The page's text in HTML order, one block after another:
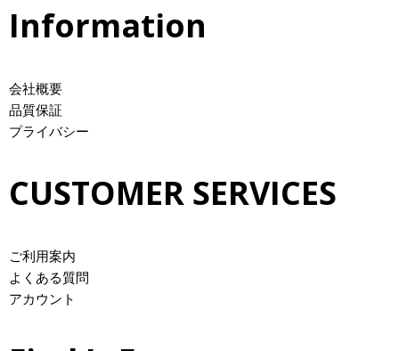
Information
会社概要
品質保証
プライバシー
CUSTOMER SERVICES
ご利用案内
よくある質問
アカウント